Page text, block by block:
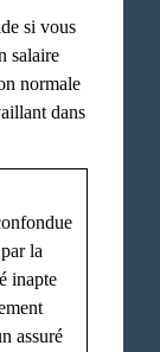
si vous
salaire
normale
dans
la
inapte
assuré